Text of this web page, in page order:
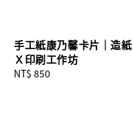
手工紙康乃馨卡片｜造紙
Ｘ印刷工作坊
Regular
NT$ 850